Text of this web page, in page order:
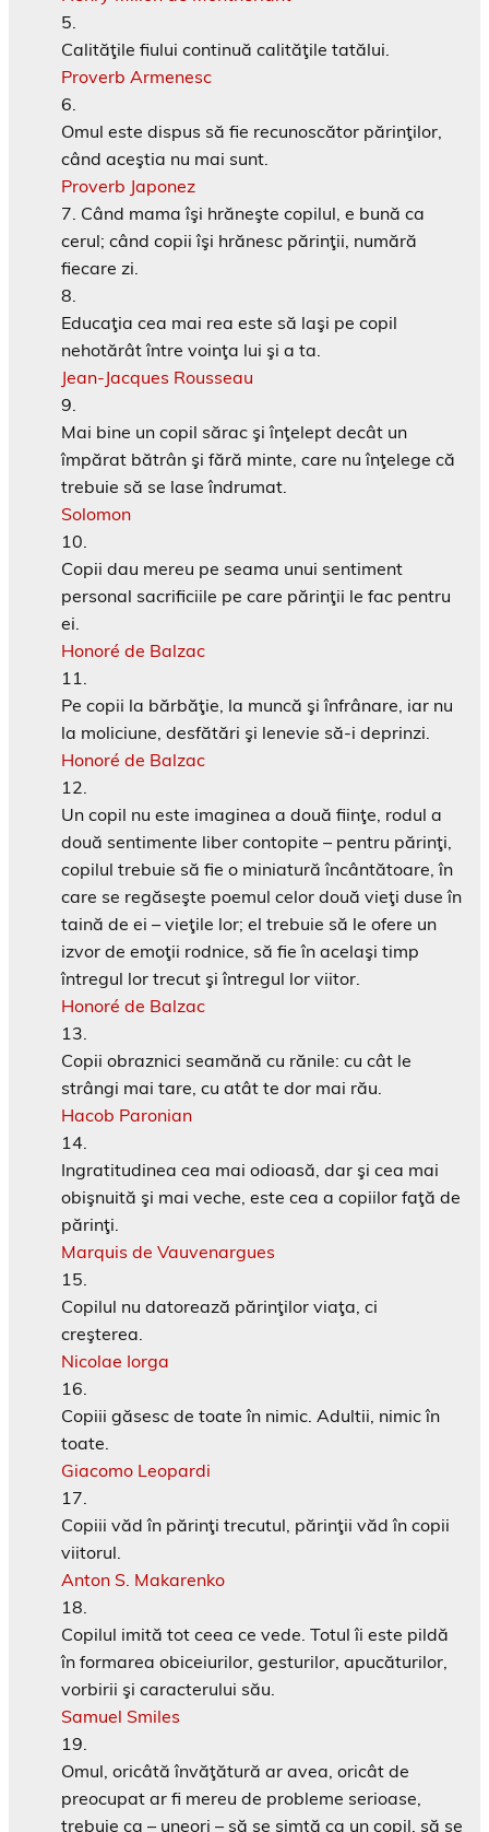
Calităţile fiului continuă calităţile tatălui.
Proverb Armenesc
Omul este dispus să fie recunoscător părinţilor,
când aceştia nu mai sunt.
Proverb Japonez
Când mama îşi hrăneşte copilul, e bună ca
cerul; când copii îşi hrănesc părinţii, numără
fiecare zi.
Educaţia cea mai rea este să laşi pe copil
nehotărât între voinţa lui şi a ta.
Jean-Jacques Rousseau
Mai bine un copil sărac şi înţelept decât un
împărat bătrân şi fără minte, care nu înţelege că
trebuie să se lase îndrumat.
Solomon
Copii dau mereu pe seama unui sentiment
personal sacrificiile pe care părinţii le fac pentru
ei.
Honoré de Balzac
Pe copii la bărbăţie, la muncă şi înfrânare, iar nu
la moliciune, desfătări şi lenevie să-i deprinzi.
Honoré de Balzac
Un copil nu este imaginea a două fiinţe, rodul a
două sentimente liber contopite – pentru părinţi,
copilul trebuie să fie o miniatură încântătoare, în
care se regăseşte poemul celor două vieţi duse în
taină de ei – vieţile lor; el trebuie să le ofere un
izvor de emoţii rodnice, să fie în acelaşi timp
întregul lor trecut şi întregul lor viitor.
Honoré de Balzac
Copii obraznici seamănă cu rănile: cu cât le
strângi mai tare, cu atât te dor mai rău.
Hacob Paronian
Ingratitudinea cea mai odioasă, dar şi cea mai
obişnuită şi mai veche, este cea a copiilor faţă de
părinţi.
Marquis de Vauvenargues
Copilul nu datorează părinţilor viaţa, ci
creşterea.
Nicolae Iorga
Copiii găsesc de toate în nimic. Adultii, nimic în
toate.
Giacomo Leopardi
Copiii văd în părinţi trecutul, părinţii văd în copii
viitorul.
Anton S. Makarenko
Copilul imită tot ceea ce vede. Totul îi este pildă
în formarea obiceiurilor, gesturilor, apucăturilor,
vorbirii şi caracterului său.
Samuel Smiles
Omul, oricâtă învăţătură ar avea, oricât de
preocupat ar fi mereu de probleme serioase,
trebuie ca – uneori – să se simtă ca un copil, să se